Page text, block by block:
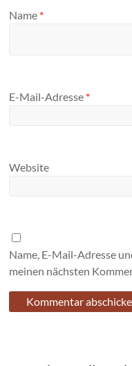
Name *
E-Mail-Adresse *
Website
Name, E-Mail-Adresse
meinen nächsten